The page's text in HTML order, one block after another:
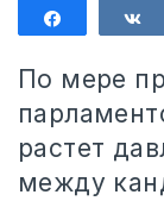
По мере
растет
между